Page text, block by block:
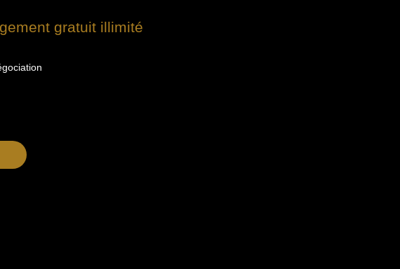
gratuit illimité